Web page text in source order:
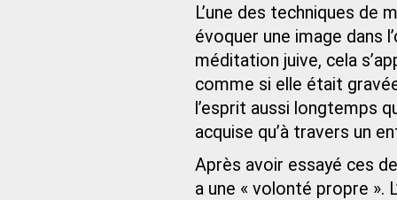
L’une des techniques de
évoquer une image dans
méditation juive, cela
comme si elle était
l’esprit aussi longtemps
acquise qu’à travers un
Après avoir essayé ces
a une « volonté propre ».